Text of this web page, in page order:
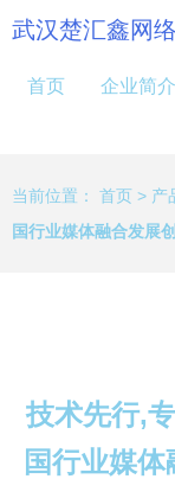
武汉楚汇鑫网
首页 企业简介
当前位置： 首页 > 产
国行业媒体融合发展
技术先行,
国行业媒